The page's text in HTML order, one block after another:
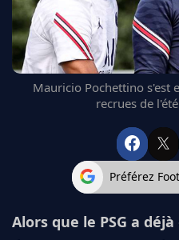
CHELSEA
ARSENAL
BAYERN
L'AVIS DE LA RÉDAC'
Mauricio Pochettino s'est
recrues de
Préférez
Alors que le PSG a